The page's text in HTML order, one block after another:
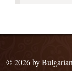
© 2026 by